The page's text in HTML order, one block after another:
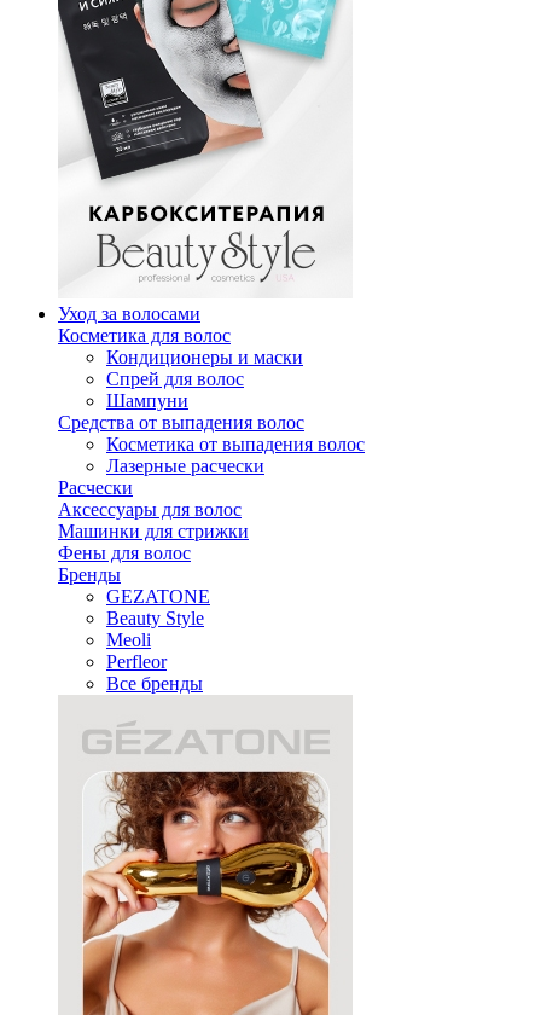
Уход за волосами
Косметика для волос
Кондиционеры и маски
Спрей для волос
Шампуни
Средства от выпадения волос
Косметика от выпадения волос
Лазерные расчески
Расчески
Аксессуары для волос
Машинки для стрижки
Фены для волос
Бренды
GEZATONE
Beauty Style
Meoli
Perfleor
Все бренды